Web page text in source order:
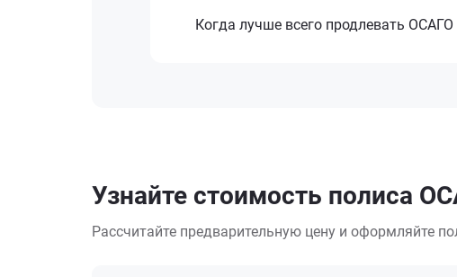
Когда лучше всего продлевать
Узнайте стоимость полиса
Рассчитайте предварительную цену и оформляйте